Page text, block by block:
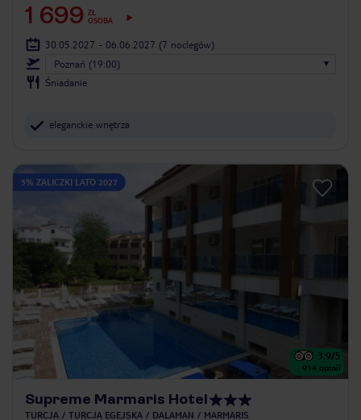
1 699 ZŁ
OSOBA
30.05.2027 - 06.06.2027 (7 noclegów)
Poznań (19:00)
Śniadanie
eleganckie wnętrza
5% ZALICZKI LATO 2027
3.9/5
914 opinii
Supreme Marmaris Hotel
TURCJA TURCJA EGEJSKA DALAMAN MARMARIS